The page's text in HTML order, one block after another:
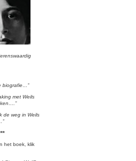
biografie…”
met Weils
de weg in Weils
het boek, klik